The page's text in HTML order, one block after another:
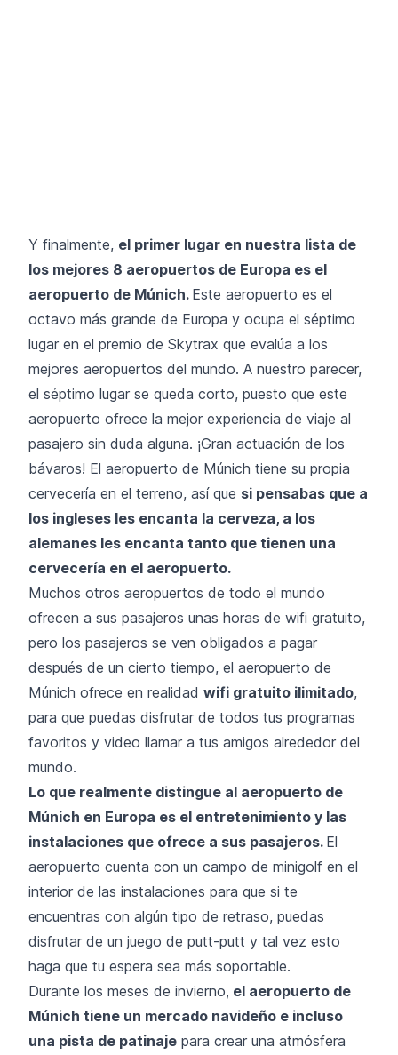
Y finalmente, el primer lugar en nuestra lista de
los mejores 8 aeropuertos de Europa es el
aeropuerto de Múnich. Este aeropuerto es el
octavo más grande de Europa y ocupa el séptimo
lugar en el premio de Skytrax que evalúa a los
mejores aeropuertos del mundo. A nuestro parecer,
el séptimo lugar se queda corto, puesto que este
aeropuerto ofrece la mejor experiencia de viaje al
pasajero sin duda alguna. ¡Gran actuación de los
bávaros! El aeropuerto de Múnich tiene su propia
cervecería en el terreno, así que si pensabas que a
los ingleses les encanta la cerveza, a los
alemanes les encanta tanto que tienen una
cervecería en el aeropuerto.
Muchos otros aeropuertos de todo el mundo
ofrecen a sus pasajeros unas horas de wifi gratuito,
pero los pasajeros se ven obligados a pagar
después de un cierto tiempo, el aeropuerto de
Múnich ofrece en realidad wifi gratuito ilimitado,
para que puedas disfrutar de todos tus programas
favoritos y video llamar a tus amigos alrededor del
mundo.
Lo que realmente distingue al aeropuerto de
Múnich en Europa es el entretenimiento y las
instalaciones que ofrece a sus pasajeros. El
aeropuerto cuenta con un campo de minigolf en el
interior de las instalaciones para que si te
encuentras con algún tipo de retraso, puedas
disfrutar de un juego de putt-putt y tal vez esto
haga que tu espera sea más soportable.
Durante los meses de invierno, el aeropuerto de
Múnich tiene un mercado navideño e incluso
una pista de patinaje para crear una atmósfera